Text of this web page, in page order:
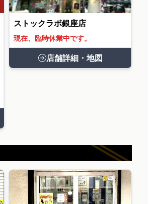
ストックラボ銀座店
現在、臨時休業中です。
店舗詳細・地図